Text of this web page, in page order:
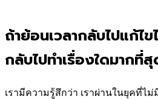
ถ้าย้อนเวลากลับไปแก้ไ
กลับไปทำเรื่องใดมากที่
เรามีความรู้สึกว่า เราผ่านในยุคที่ไ